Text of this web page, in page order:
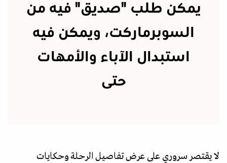
يمكن طلب "صديق" فيه من
السوبرماركت، ويمكن فيه
استبدال الآباء والأمهات
حتى
لا يقتصر سروري على عرض تفاصيل الرحلة وحكايات